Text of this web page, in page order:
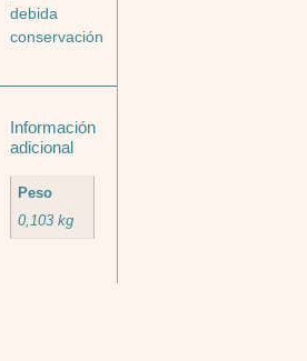
debida
conservación
Información
adicional
Peso
0,103 kg